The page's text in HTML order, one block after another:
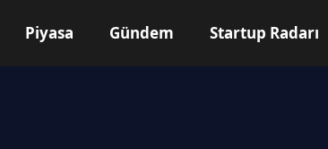
Piyasa Gündem Startup Radarı